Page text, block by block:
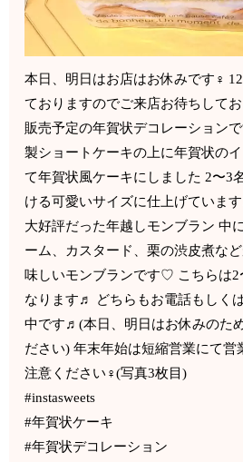
本日、明日はお店はお休みです‍♀️
ておりますのでご来店お待ちして
販売予定の年賀状デコレーション
製ショートケーキの上に年賀状の
て年賀状風ケーキにしました 2〜3
ける可愛いサイズに仕上げていま
大好評だった年越しモンブラン 中
ーム、カスタード、栗の渋皮煮な
味しいモンブランです♡ こちらは2
なります♬ どちらもお電話もしく
中です♬(本日、明日はお休みのた
ださい) 年末年始は短縮営業にて営
注意ください‍♀️(写真3枚目)
#instasweets
#年賀状ケーキ
#年賀状デコレーション